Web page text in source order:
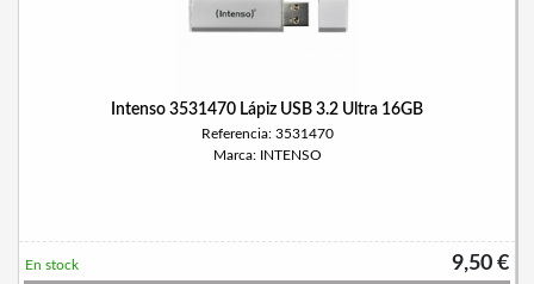
Intenso 3531470 Lápiz USB 3.2 Ultra 16GB
Referencia: 3531470
Marca: INTENSO
9,50 €
En stock